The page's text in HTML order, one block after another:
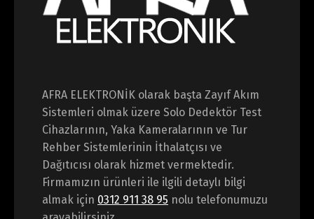
AFRA ELEKTRONİK olarak başta Zayıf Akım
Sistemleri olmak üzere Solo Dedektör Test
Cihazlarının, Yaka Kameralarının ve Tur
Rehber Sistemlerinin İthalatçısı ve
Dağıtıcısı olarak hizmet vermektedir.
Firmamızın ürünleri ile ilgili detaylı bilgi
almak için 0312 911 38 95 nolu telefonumuzu